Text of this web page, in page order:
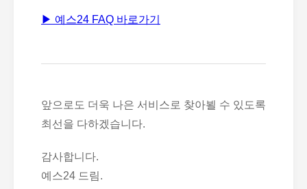
▶ 예스24 FAQ 바로가기
앞으로도 더욱 나은 서비스로 찾아뵐 수 있도록
최선을 다하겠습니다.
감사합니다.
예스24 드림.